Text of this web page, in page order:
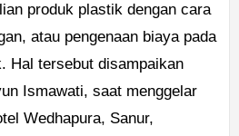
produk plastik dengan cara
atau pengenaan biaya pada
Hal tersebut disampaikan
Ismawati, saat menggelar
Wedhapura, Sanur,